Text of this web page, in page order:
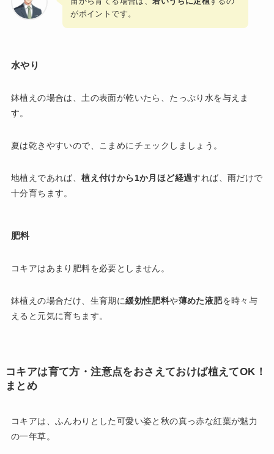
がポイントです。
水やり
鉢植えの場合は、土の表面が乾いたら、たっぷり水を与えま
す。
夏は乾きやすいので、こまめにチェックしましょう。
地植えであれば、植え付けから1か月ほど経過すれば、雨だけで
十分育ちます。
肥料
コキアはあまり肥料を必要としません。
鉢植えの場合だけ、生育期に緩効性肥料や薄めた液肥を時々与
えると元気に育ちます。
コキアは育て方・注意点をおさえておけば植えてOK！
まとめ
コキアは、ふんわりとした可愛い姿と秋の真っ赤な紅葉が魅力
の一年草。